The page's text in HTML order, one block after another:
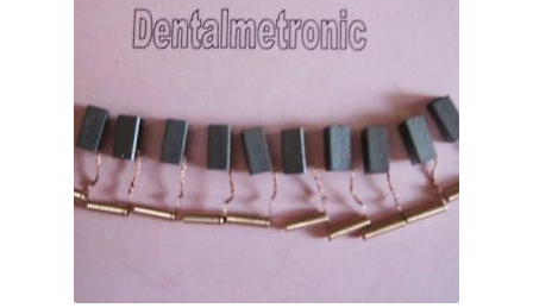
Unsere Firma
Stellenangebote